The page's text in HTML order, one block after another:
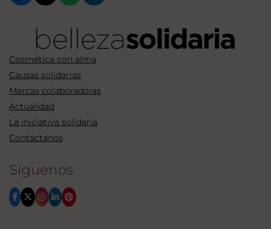
Cosmética con alma
Causas solidarias
Marcas colaboradoras
Actualidad
La iniciativa solidaria
Contáctanos
Síguenos